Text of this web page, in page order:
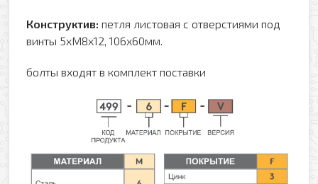
Конструктив: петля листовая с отверстиями под
винты 5хМ8х12, 106х60мм.
болты входят в комплект поставки